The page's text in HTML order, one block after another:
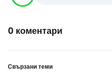
0 коментари
Свързани теми